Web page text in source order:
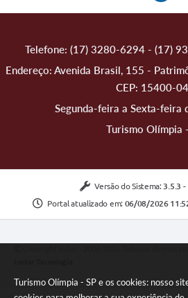
Turismo Olímpia - SP e os cookies: nosso
Telefone: (17) 3280-6294 - (17)
Endereço: Avenida Brasil, 155 -
CEP: 15400-
Segunda-feira a Sexta-feira
Turismo Olímpia
Versão do Sistema: 3.5.3
Portal atualizado em: 06/08/2026